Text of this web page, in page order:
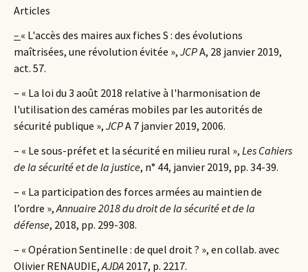
Articles
– « L'accès des maires aux fiches S : des évolutions
maîtrisées, une révolution évitée », JCPA, 28 janvier 2019,
act. 57.
– « La loi du 3 août 2018 relative à l'harmonisation de
l'utilisation des caméras mobiles par les autorités de
sécurité publique », JCPA 7 janvier 2019, 2006.
– « Le sous-préfet et la sécurité en milieu rural », Les Cahiers
de la sécurité et de la justice, n° 44, janvier 2019, pp. 34-39.
– « La participation des forces armées au maintien de
l’ordre »,Annuaire 2018 du droit de la sécurité et de la
défense, 2018, pp. 299-308.
– « Opération Sentinelle : de quel droit ? », en collab. avec
Olivier RENAUDIE,AJDA 2017, p. 2217.